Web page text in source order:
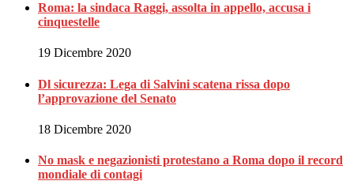
Roma: la sindaca Raggi, assolta in appello, accusa i
cinquestelle
19 Dicembre 2020
Dl sicurezza: Lega di Salvini scatena rissa dopo
l’approvazione del Senato
18 Dicembre 2020
No mask e negazionisti protestano a Roma dopo il record
mondiale di contagi